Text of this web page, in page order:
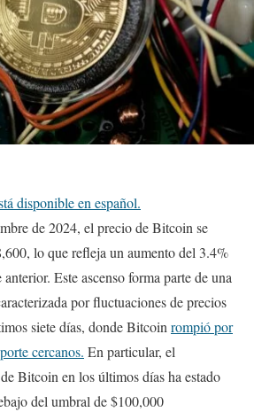
disponible en español.
de 2024, el precio de Bitcoin se
lo que refleja un aumento del 3.4%
Este ascenso forma parte de una
por fluctuaciones de precios
siete días, donde Bitcoin rompió por
cercanos. En particular, el
Bitcoin en los últimos días ha estado
del umbral de $100,000